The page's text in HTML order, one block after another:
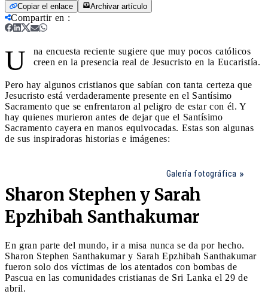
Copiar el enlace Archivar artículo
Compartir en :
U
na encuesta reciente sugiere que muy pocos católicos
creen en la presencia real de Jesucristo en la Eucaristía.
Pero hay algunos cristianos que sabían con tanta certeza que
Jesucristo está verdaderamente presente en el Santísimo
Sacramento que se enfrentaron al peligro de estar con él. Y
hay quienes murieron antes de dejar que el Santísimo
Sacramento cayera en manos equivocadas. Estas son algunas
de sus inspiradoras historias e imágenes:
Galería fotográfica
Sharon Stephen y Sarah
Epzhibah Santhakumar
En gran parte del mundo, ir a misa nunca se da por hecho.
Sharon Stephen Santhakumar y Sarah Epzhibah Santhakumar
fueron solo dos víctimas de los atentados con bombas de
Pascua en las comunidades cristianas de Sri Lanka el 29 de
abril.